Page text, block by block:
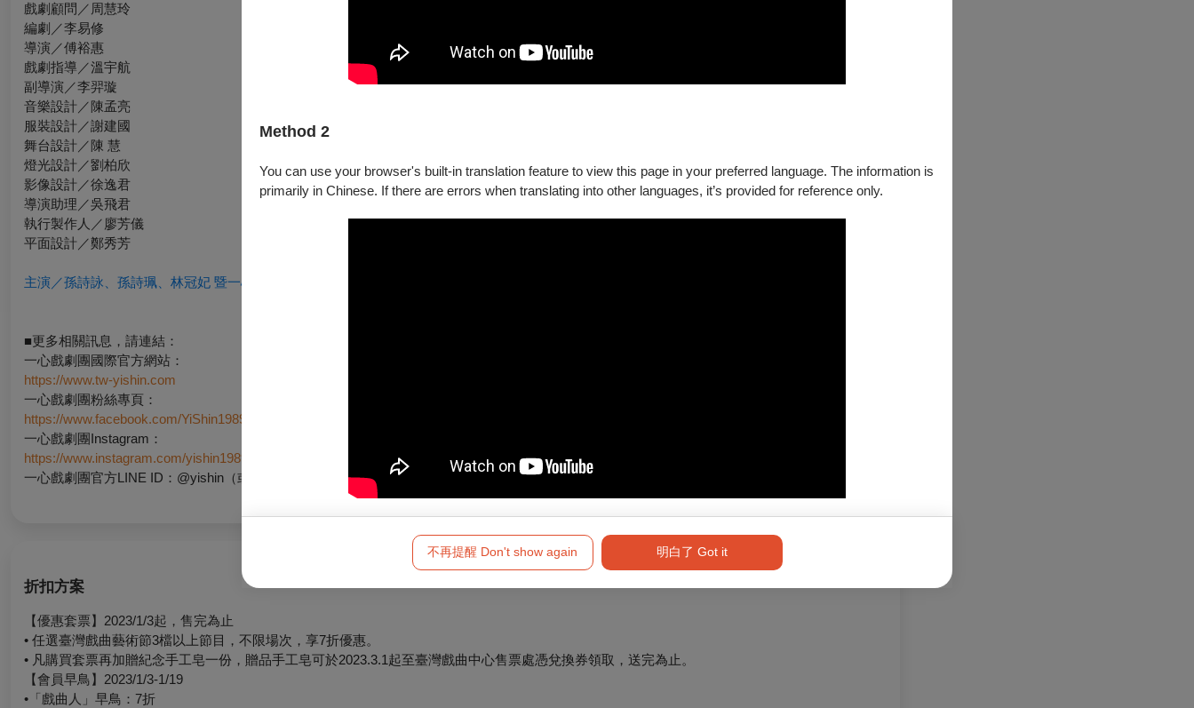
Method 2
You can use your browser's built-in translation feature to view this page in your preferred language. The information is
primarily in Chinese. If there are errors when translating into other languages, it’s provided for reference only.
不再提醒 Don't show again 明白了 Got it
戲劇顧問／周慧玲
編劇／李易修
導演／傅裕惠
戲劇指導／溫宇航
副導演／李羿璇
音樂設計／陳孟亮
服裝設計／謝建國
舞台設計／陳 慧
燈光設計／劉柏欣
影像設計／徐逸君
導演助理／吳飛君
執行製作人／廖芳儀
平面設計／鄭秀芳
主演／孫詩詠、孫詩珮、林冠妃 暨一心戲劇團全體演員
■更多相關訊息，請連結：
一心戲劇團國際官方網站：
https://www.tw-yishin.com
一心戲劇團粉絲專頁：
https://www.facebook.com/YiShin1989
一心戲劇團Instagram：
https://www.instagram.com/yishin1989
一心戲劇團官方LINE ID：@yishin（或好友搜尋「一心戲劇團」）
折扣方案
【優惠套票】2023/1/3起，售完為止
• 任選臺灣戲曲藝術節3檔以上節目，不限場次，享7折優惠。
• 凡購買套票再加贈紀念手工皂一份，贈品手工皂可於2023.3.1起至臺灣戲曲中心售票處憑兌換券領取，送完為止。
【會員早鳥】2023/1/3-1/19
•「戲曲人」早鳥：7折